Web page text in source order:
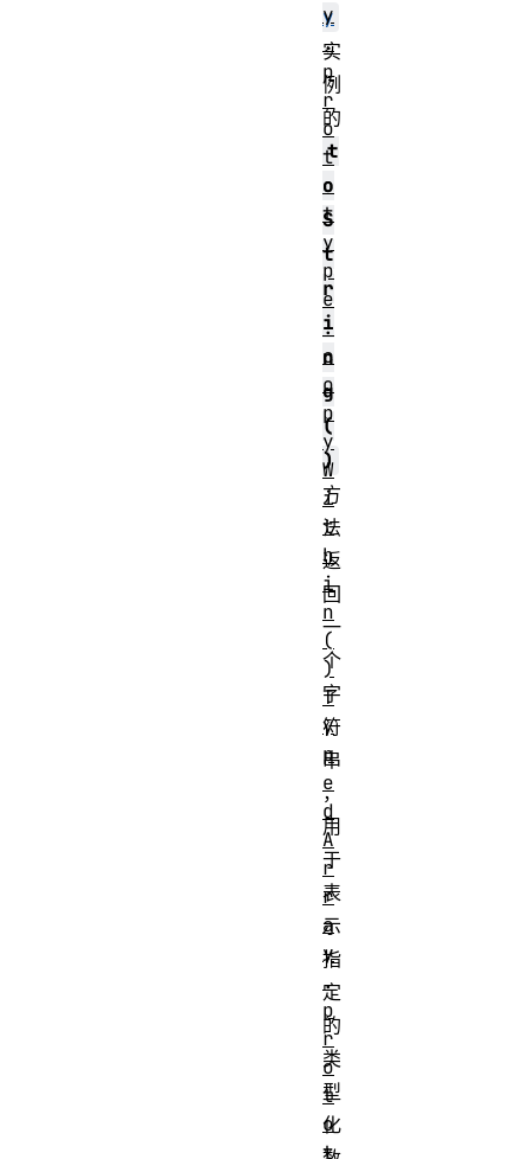
y
实
例
的
t
o
S
t
r
i
n
g
(
)
方
法
返
回
一
个
字
符
串
，
用
于
表
示
指
定
的
类
型
化
y
.
p
r
o
t
o
t
y
p
e
.
c
o
p
y
W
i
t
h
i
n
(
)
T
y
p
e
d
A
r
r
a
y
.
p
r
o
t
o
t